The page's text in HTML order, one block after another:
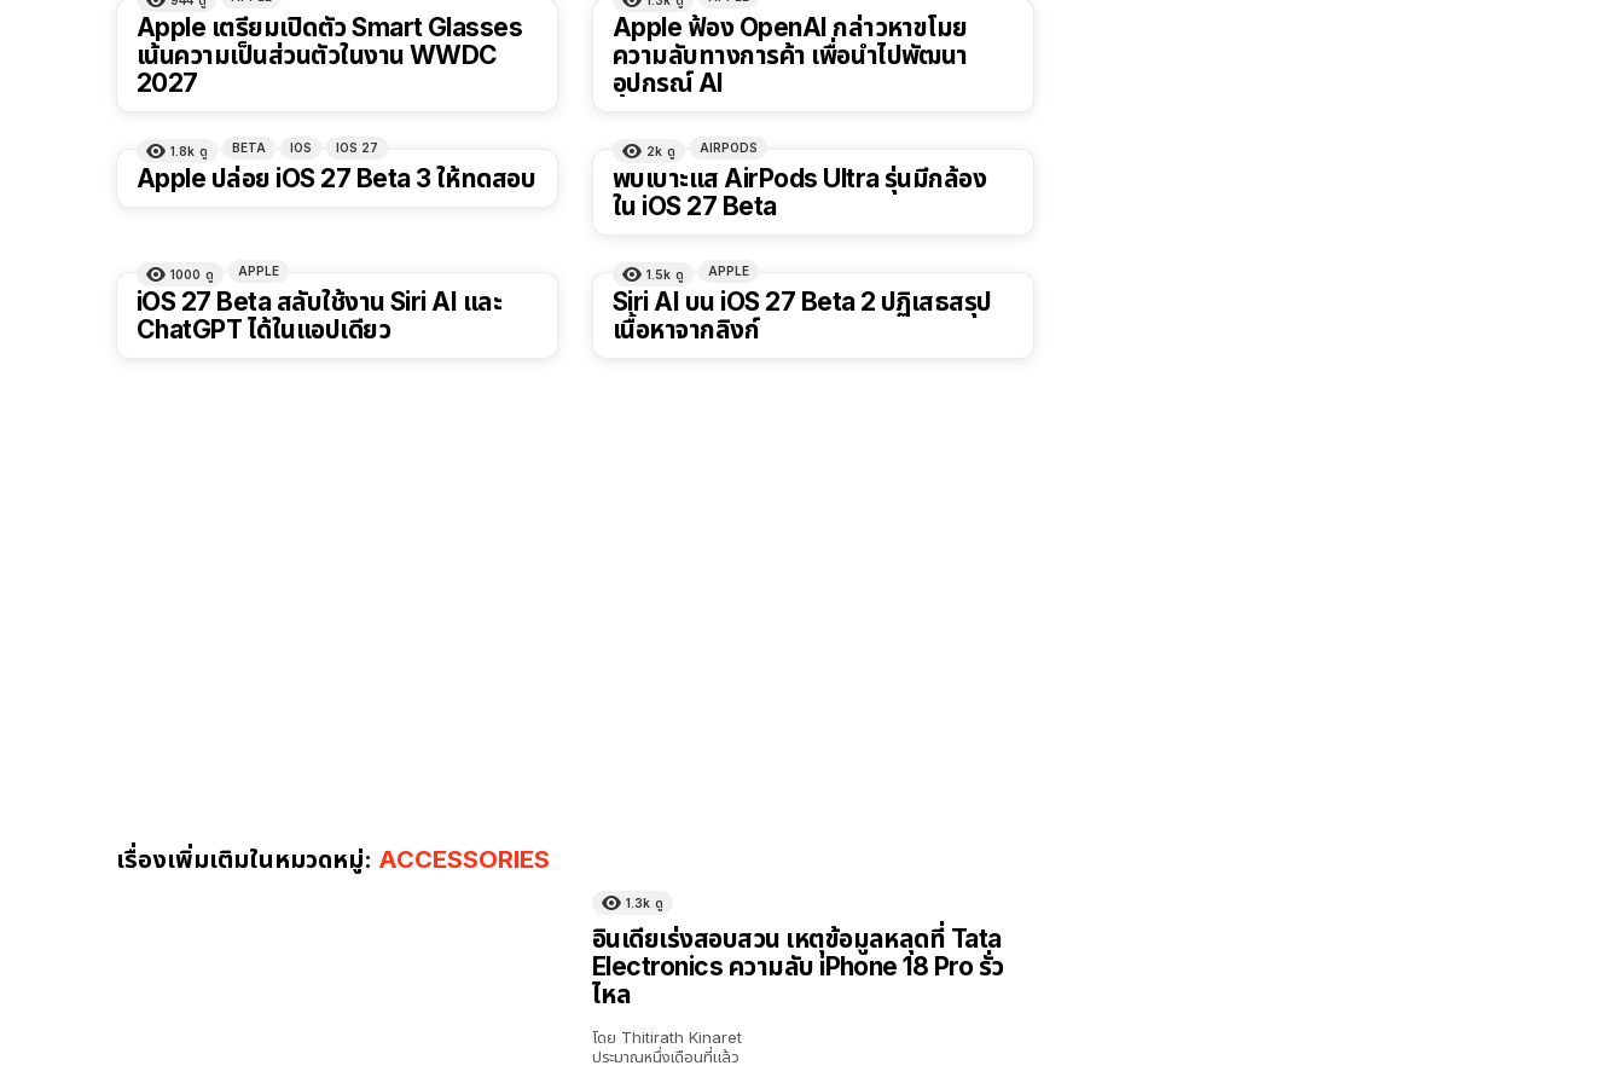
Apple เตรียมเปิดตัว Smart Glasses
เน้นความเป็นส่วนตัวในงาน WWDC
2027
Apple ฟ้อง OpenAI กล่าวหาขโมย
ความลับทางการค้า เพื่อนำไปพัฒนา
อุปกรณ์ AI
1.8k ดู BETA IOS IOS 27
Apple ปล่อย iOS 27 Beta 3 ให้ทดสอบ
2k ดู AIRPODS
พบเบาะแส AirPods Ultra รุ่นมีกล้อง
ใน iOS 27 Beta
1000 ดู APPLE
iOS 27 Beta สลับใช้งาน Siri AI และ
ChatGPT ได้ในแอปเดียว
1.5k ดู APPLE
Siri AI บน iOS 27 Beta 2 ปฏิเสธสรุป
เนื้อหาจากลิงก์
เรื่องเพิ่มเติมในหมวดหมู่: ACCESSORIES
1.3k ดู
อินเดียเร่งสอบสวน เหตุข้อมูลหลุดที่ Tata
Electronics ความลับ iPhone 18 Pro รั่ว
ไหล
โดย Thitirath Kinaret
ประมาณหนึ่งเดือนที่แล้ว